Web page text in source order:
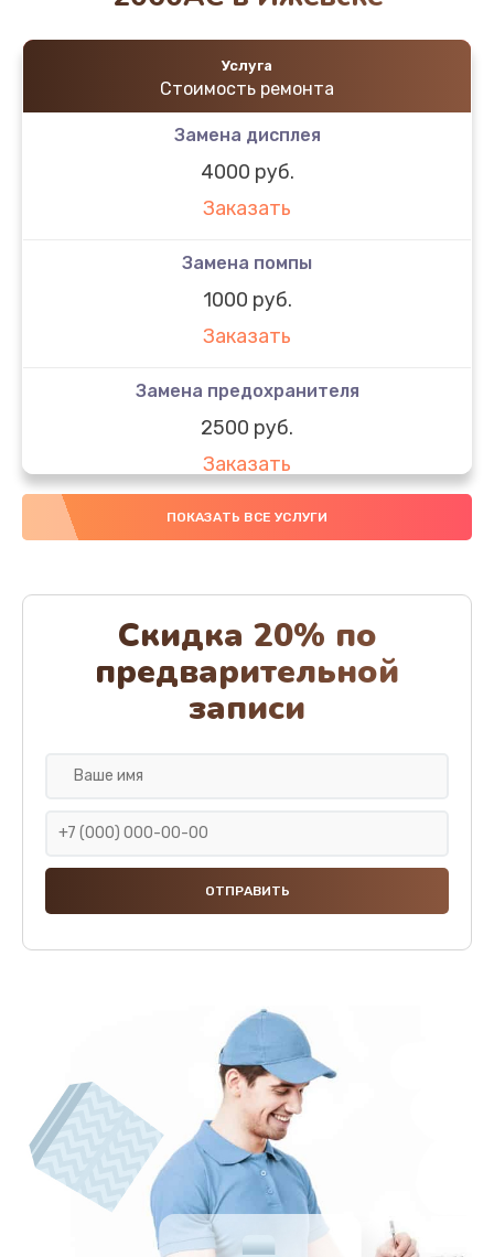
Услуга
Стоимость ремонта
Замена дисплея
4000 руб.
Заказать
Замена помпы
1000 руб.
Заказать
Замена предохранителя
2500 руб.
Заказать
Замена термоблока
Заказать
Замена мультиклапана
1000 руб.
Заказать
Замена микровыключателя
Замена прокладок
800 руб.
Заказать
Замена жерновов
1000 руб.
Заказать
ПОКАЗАТЬ ВСЕ УСЛУГИ
Скидка 20% по
предварительной
записи